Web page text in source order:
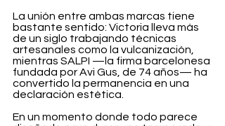
La unión entre ambas marcas tiene
bastante sentido: Victoria lleva más
de un siglo trabajando técnicas
artesanales como la vulcanización,
mientras SALPI —la firma barcelonesa
fundada por Avi Gus, de 74 años— ha
convertido la permanencia en una
declaración estética.
En un momento donde todo parece